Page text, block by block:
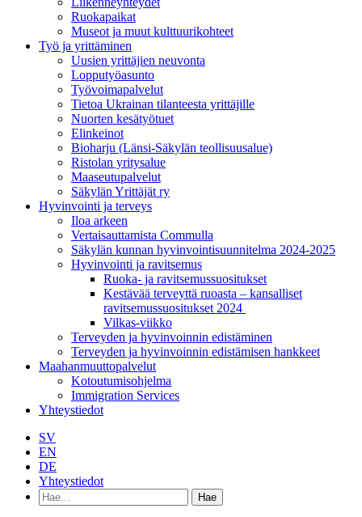
Ruokapaikat
Museot ja muut kulttuurikohteet
Työ ja yrittä­minen
Uusien yrittäjien neuvonta
Lopputyöasunto
Työvoimapalvelut
Tietoa Ukrainan tilanteesta yrittäjille
Nuorten kesätyötuet
Elinkeinot
Bioharju (Länsi-Säkylän teollisuusalue)
Ristolan yritysalue
Maaseutupalvelut
Säkylän Yrittäjät ry
Hyvinvointi ja terveys
Iloa arkeen
Vertaisauttamista Commulla
Säkylän kunnan hyvinvointisuunnitelma 2024-2025
Hyvinvointi ja ravitsemus
Ruoka- ja ravitsemussuositukset
Kestävää terveyttä ruoasta – kansalliset
ravitsemussuositukset 2024
Vilkas-viikko
Terveyden ja hyvinvoinnin edistäminen
Terveyden ja hyvinvoinnin edistämisen hankkeet
Maahanmuuttopalvelut
Kotoutumisohjelma
Immigration Services
Yhteystiedot
SV
EN
DE
Yhteystiedot
Hae
hakusanalla: